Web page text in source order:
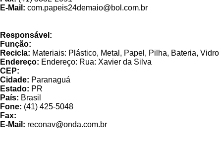
E-Mail: com.papeis24demaio@bol.com.br
Responsável:
Função:
Recicla: Materiais: Plástico, Metal, Papel, Pilha, Bateria, Vidro
Endereço: Endereço: Rua: Xavier da Silva
CEP:
Cidade: Paranaguá
Estado: PR
País: Brasil
Fone: (41) 425-5048
Fax:
E-Mail: reconav@onda.com.br